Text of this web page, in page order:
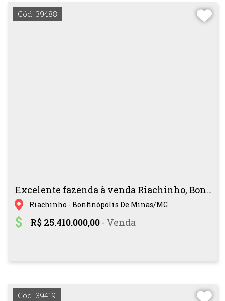
Cód: 39488
Excelente fazenda à venda Riachinho, Bonfinópolis MG!
Riachinho - Bonfinópolis De Minas/MG
R$ 25.410.000,00- Venda
Cód: 39419